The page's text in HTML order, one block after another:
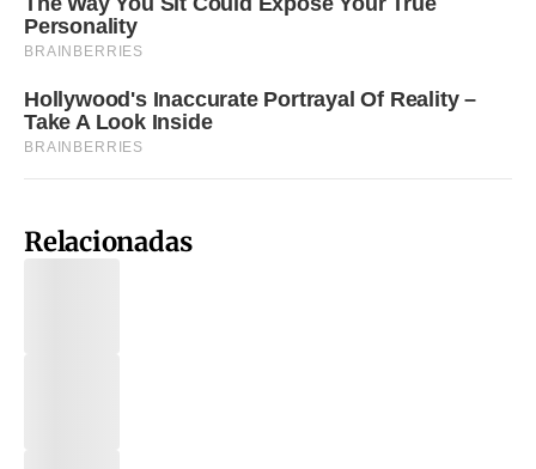
Relacionadas